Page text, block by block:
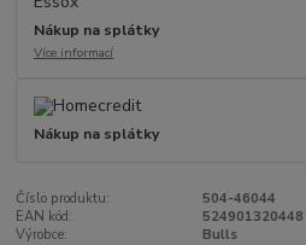
Nákup na splátky
Více informací
Nákup na splátky
Číslo produktu:
504-46044
EAN kód:
524901320448
Výrobce:
Bulls